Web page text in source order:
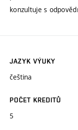
konzultuje s
JAZYK VÝUKY
čeština
POČET KREDITŮ
5